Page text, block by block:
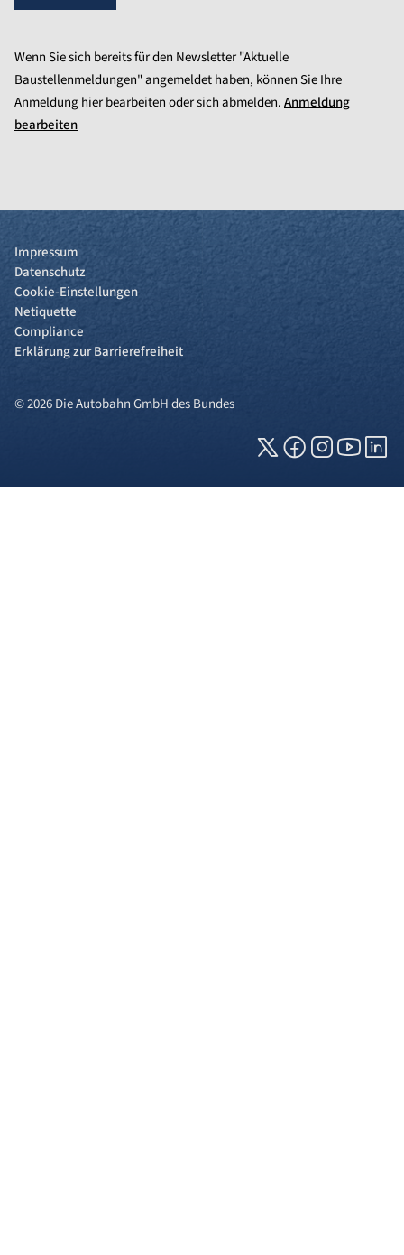
Wenn Sie sich bereits für den Newsletter "Aktuelle
Baustellenmeldungen" angemeldet haben, können Sie Ihre
Anmeldung hier bearbeiten oder sich abmelden.Anmeldung
bearbeiten
Impressum
Datenschutz
Cookie-Einstellungen
Netiquette
Compliance
Erklärung zur Barrierefreiheit
© 2026 Die Autobahn GmbH des Bundes